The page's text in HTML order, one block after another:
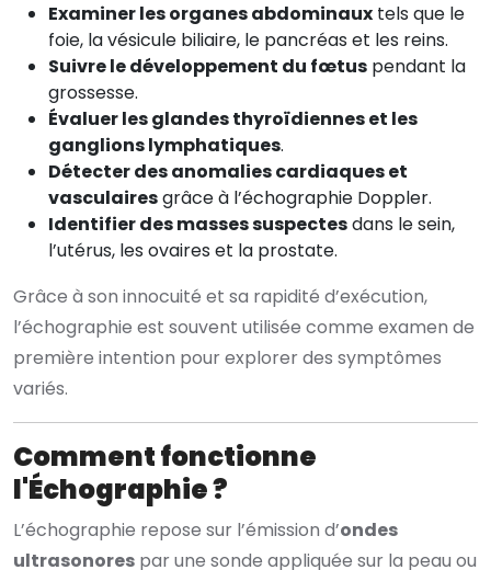
Examiner les organes abdominaux tels que le
foie, la vésicule biliaire, le pancréas et les reins.
Suivre le développement du fœtus pendant la
grossesse.
Évaluer les glandes thyroïdiennes et les
ganglions lymphatiques.
Détecter des anomalies cardiaques et
vasculairesgrâce à l’échographie Doppler.
Identifier des masses suspectesdans le sein,
l’utérus, les ovaires et la prostate.
Grâce à son innocuité et sa rapidité d’exécution,
l’échographie est souvent utilisée comme examen de
première intention pour explorer des symptômes
variés.
Comment fonctionne
l'Échographie ?
L’échographie repose sur l’émission d’ondes
ultrasonores par une sonde appliquée sur la peau ou